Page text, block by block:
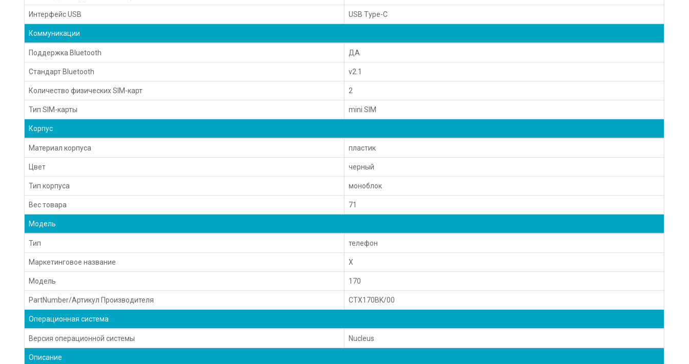
Интерфейс USB USB Type-C
Коммуникации
Поддержка Bluetooth ДА
Стандарт Bluetooth v2.1
Количество физических SIM-карт 2
Тип SIM-карты mini SIM
Корпус
Материал корпуса пластик
Цвет черный
Тип корпуса моноблок
Вес товара 71
Модель
Тип телефон
Маркетинговое название X
Модель 170
PartNumber/Артикул Производителя CTX170BK/00
Операционная система
Версия операционной системы Nucleus
Описание